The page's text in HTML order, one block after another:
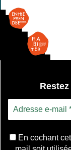
En cochant